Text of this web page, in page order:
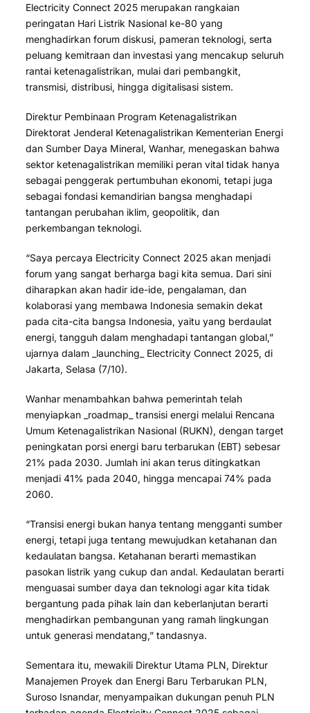
Electricity Connect 2025 merupakan rangkaian
peringatan Hari Listrik Nasional ke-80 yang
menghadirkan forum diskusi, pameran teknologi, serta
peluang kemitraan dan investasi yang mencakup seluruh
rantai ketenagalistrikan, mulai dari pembangkit,
transmisi, distribusi, hingga digitalisasi sistem.
Direktur Pembinaan Program Ketenagalistrikan
Direktorat Jenderal Ketenagalistrikan Kementerian Energi
dan Sumber Daya Mineral, Wanhar, menegaskan bahwa
sektor ketenagalistrikan memiliki peran vital tidak hanya
sebagai penggerak pertumbuhan ekonomi, tetapi juga
sebagai fondasi kemandirian bangsa menghadapi
tantangan perubahan iklim, geopolitik, dan
perkembangan teknologi.
“Saya percaya Electricity Connect 2025 akan menjadi
forum yang sangat berharga bagi kita semua. Dari sini
diharapkan akan hadir ide-ide, pengalaman, dan
kolaborasi yang membawa Indonesia semakin dekat
pada cita-cita bangsa Indonesia, yaitu yang berdaulat
energi, tangguh dalam menghadapi tantangan global,”
ujarnya dalam _launching_ Electricity Connect 2025, di
Jakarta, Selasa (7/10).
Wanhar menambahkan bahwa pemerintah telah
menyiapkan _roadmap_ transisi energi melalui Rencana
Umum Ketenagalistrikan Nasional (RUKN), dengan target
peningkatan porsi energi baru terbarukan (EBT) sebesar
21% pada 2030. Jumlah ini akan terus ditingkatkan
menjadi 41% pada 2040, hingga mencapai 74% pada
2060.
“Transisi energi bukan hanya tentang mengganti sumber
energi, tetapi juga tentang mewujudkan ketahanan dan
kedaulatan bangsa. Ketahanan berarti memastikan
pasokan listrik yang cukup dan andal. Kedaulatan berarti
menguasai sumber daya dan teknologi agar kita tidak
bergantung pada pihak lain dan keberlanjutan berarti
menghadirkan pembangunan yang ramah lingkungan
untuk generasi mendatang,” tandasnya.
Sementara itu, mewakili Direktur Utama PLN, Direktur
Manajemen Proyek dan Energi Baru Terbarukan PLN,
Suroso Isnandar, menyampaikan dukungan penuh PLN